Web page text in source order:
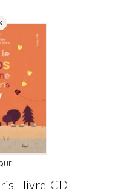
- livre-CD